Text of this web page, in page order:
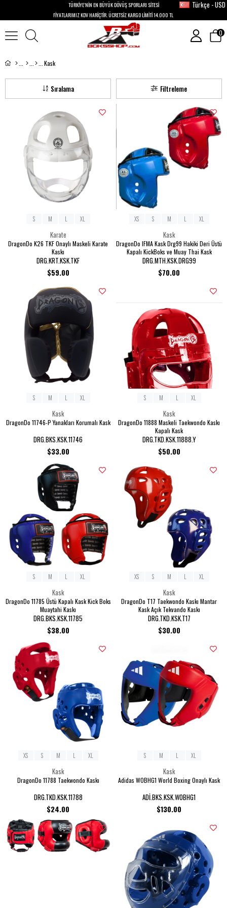
TÜRKİYE’NİN EN BÜYÜK DÖVÜŞ SPORLARI SİTESİ
FİYATLARIMIZ KDV HARİÇTİR. ÜCRETSİZ KARGO LİMİTİ 14.000 TL
Türkçe - USD
0
Kask
Filtreleme
Sıralama
Karate
DragonDo K26 TKF Onaylı Maskeli Karate
Kaskı
DRG.KRT.KSK.TKF
$59.00
S M L XL
Kask
DragonDo IFMA Kask Drg99 Hakiki Deri Üstü
Kapalı KickBoks ve Muay Thai Kask
DRG.MTH.KSK.DRG99
$70.00
XS S M L XL
Kask
DragonDo 11746-P Yanakları Korumalı Kask
DRG.BKS.KSK.11746
$33.00
S M L XL
Kask
DragonDo 11888 Maskeli Taekwondo Kaskı
Kapalı Kask
DRG.TKD.KSK.11888.Y
$50.00
S M L XL
Kask
DragonDo 11785 Üstü Kapalı Kask Kick Boks
Muaytahi Kaskı
DRG.BKS.KSK.11785
$38.00
S M L XL
Kask
DragonDo T17 Taekwondo Kaskı Mantar
Kask Açık Tekvando Kaskı
DRG.TKD.KSK.T17
$30.00
XS S M L XL
Kask
DragonDo 11788 Taekwondo Kaskı
DRG.TKD.KSK.11788
$24.00
XS S M L XL
Kask
Adidas WOBHG1 World Boxing Onaylı Kask
ADİ.BKS.KSK.WOBHG1
$130.00
S M L XL